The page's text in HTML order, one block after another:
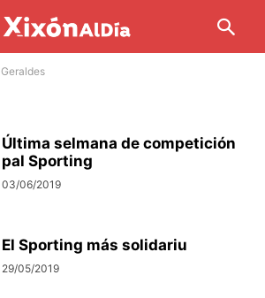
Geraldes
Última selmana de competición
pal Sporting
03/06/2019
El Sporting más solidariu
29/05/2019